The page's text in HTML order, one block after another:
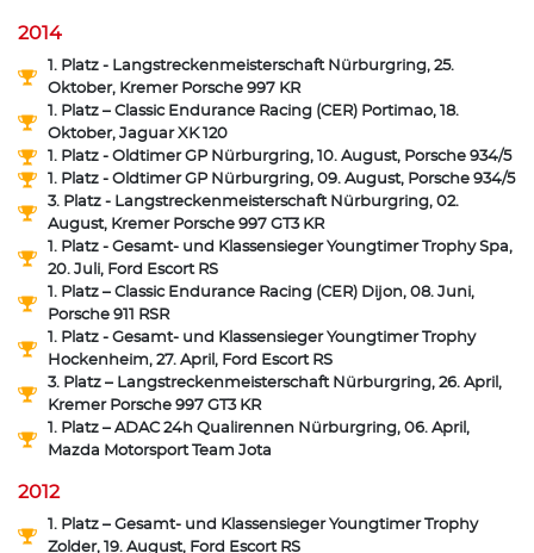
2014
1. Platz - Langstreckenmeisterschaft Nürburgring, 25.
Oktober, Kremer Porsche 997 KR
1. Platz – Classic Endurance Racing (CER) Portimao, 18.
Oktober, Jaguar XK 120
1. Platz - Oldtimer GP Nürburgring, 10. August, Porsche 934/5
1. Platz - Oldtimer GP Nürburgring, 09. August, Porsche 934/5
3. Platz - Langstreckenmeisterschaft Nürburgring, 02.
August, Kremer Porsche 997 GT3 KR
1. Platz - Gesamt- und Klassensieger Youngtimer Trophy Spa,
20. Juli, Ford Escort RS
1. Platz – Classic Endurance Racing (CER) Dijon, 08. Juni,
Porsche 911 RSR
1. Platz - Gesamt- und Klassensieger Youngtimer Trophy
Hockenheim, 27. April, Ford Escort RS
3. Platz – Langstreckenmeisterschaft Nürburgring, 26. April,
Kremer Porsche 997 GT3 KR
1. Platz – ADAC 24h Qualirennen Nürburgring, 06. April,
Mazda Motorsport Team Jota
2012
1. Platz – Gesamt- und Klassensieger Youngtimer Trophy
Zolder, 19. August, Ford Escort RS